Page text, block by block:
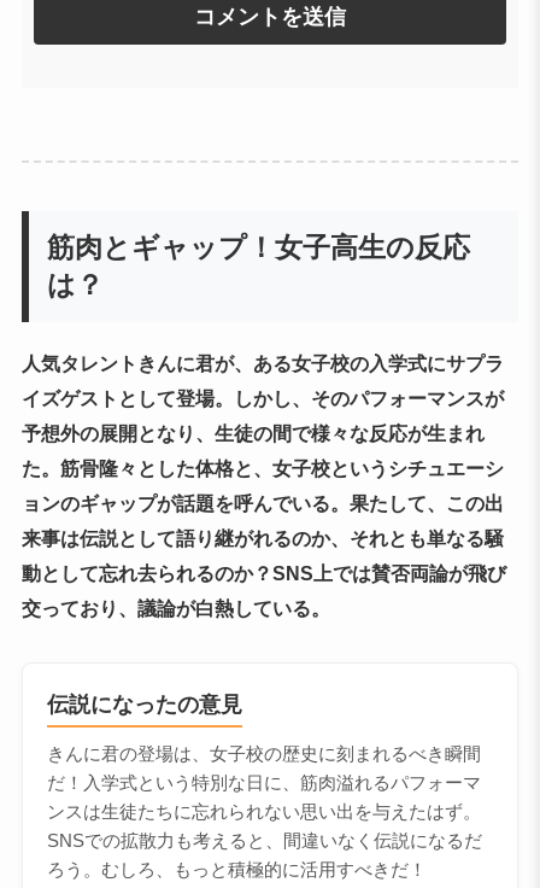
筋肉とギャップ！女子高生の反応
は？
人気タレントきんに君が、ある女子校の入学式にサプラ
イズゲストとして登場。しかし、そのパフォーマンスが
予想外の展開となり、生徒の間で様々な反応が生まれ
た。筋骨隆々とした体格と、女子校というシチュエーシ
ョンのギャップが話題を呼んでいる。果たして、この出
来事は伝説として語り継がれるのか、それとも単なる騒
動として忘れ去られるのか？SNS上では賛否両論が飛び
交っており、議論が白熱している。
伝説になったの意見
きんに君の登場は、女子校の歴史に刻まれるべき瞬間
だ！入学式という特別な日に、筋肉溢れるパフォーマ
ンスは生徒たちに忘れられない思い出を与えたはず。
SNSでの拡散力も考えると、間違いなく伝説になるだ
ろう。むしろ、もっと積極的に活用すべきだ！